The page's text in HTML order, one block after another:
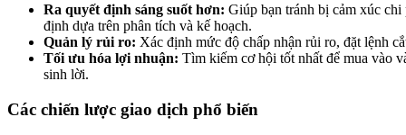
Ra quyết định sáng suốt hơn: Giúp bạn tránh bị cảm xúc chi
định dựa trên phân tích và kế hoạch.
Quản lý rủi ro: Xác định mức độ chấp nhận rủi ro, đặt lệnh
Tối ưu hóa lợi nhuận: Tìm kiếm cơ hội tốt nhất để mua vào
sinh lời.
Các chiến lược giao dịch phổ biến